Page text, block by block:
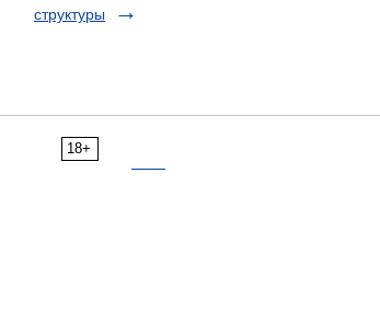
структуры
18+